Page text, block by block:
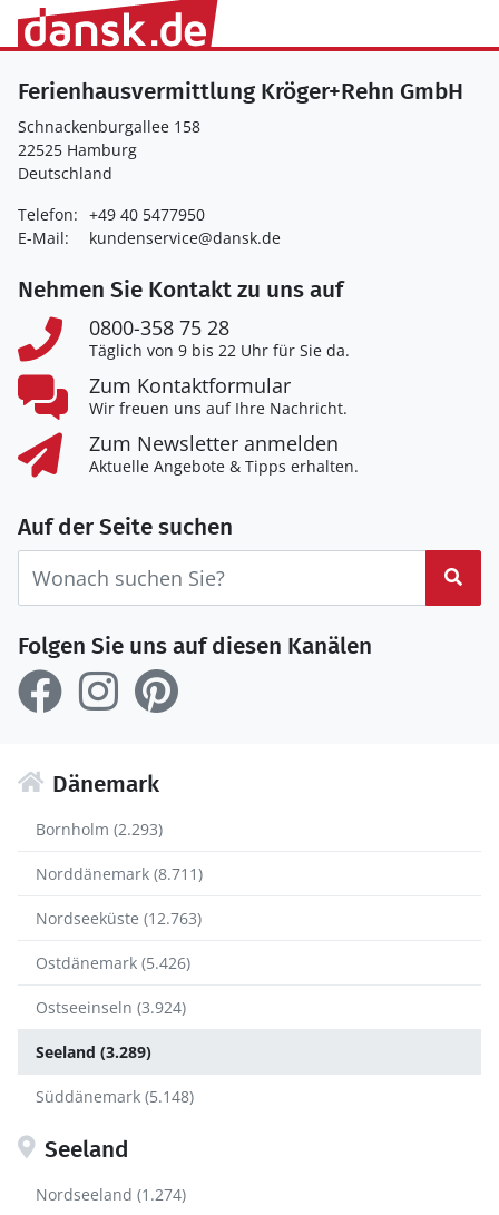
Ferienhausvermittlung Kröger+Rehn GmbH
Schnackenburgallee 158
22525 Hamburg
Deutschland
Telefon: +49 40 5477950
E-Mail:
kundenservice@dansk.de
Nehmen Sie Kontakt zu uns auf
0800-358 75 28
Täglich von 9 bis 22 Uhr für Sie da.
Zum Kontaktformular
Wir freuen uns auf Ihre Nachricht.
Zum Newsletter anmelden
Aktuelle Angebote & Tipps erhalten.
Auf der Seite suchen
Folgen Sie uns auf diesen Kanälen
Dänemark
Bornholm (2.293)
Norddänemark (8.711)
Nordseeküste (12.763)
Ostdänemark (5.426)
Ostseeinseln (3.924)
Seeland (3.289)
Süddänemark (5.148)
Seeland
Nordseeland (1.274)